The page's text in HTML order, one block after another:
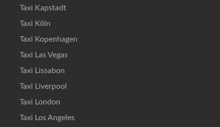
Taxi Kapstadt
Taxi Köln
Taxi Kopenhagen
Taxi Las Vegas
Taxi Lissabon
Taxi Liverpool
Taxi London
Taxi Los Angeles